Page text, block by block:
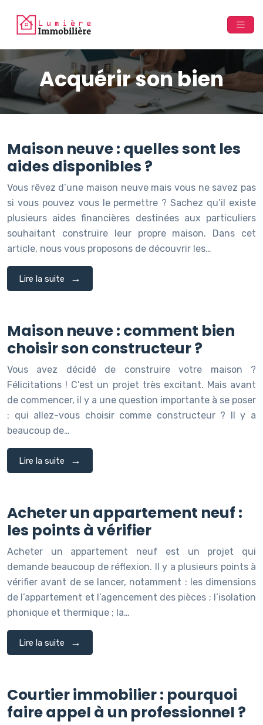
Acquérir son bien
Maison neuve : quelles sont les
aides disponibles ?
Vous rêvez d’une maison neuve mais vous ne savez pas
si vous pouvez vous le permettre ? Sachez qu’il existe
plusieurs aides financières destinées aux particuliers
souhaitant construire leur propre maison. Dans cet
article, nous vous proposons de découvrir les…
Lire la suite
Maison neuve : comment bien
choisir son constructeur ?
Vous avez décidé de construire votre maison ?
Félicitations ! C’est un projet très excitant. Mais avant
de commencer, il y a une question importante à se poser
: qui allez-vous choisir comme constructeur ? Il y a
beaucoup de…
Lire la suite
Acheter un appartement neuf :
les points à vérifier
Acheter un appartement neuf est un projet qui
demande beaucoup de réflexion. Il y a plusieurs points à
vérifier avant de se lancer, notamment : les dimensions
de l’appartement et l’agencement des pièces ; l’isolation
phonique et thermique ; la…
Lire la suite
Courtier immobilier : pourquoi
faire appel à un professionnel ?